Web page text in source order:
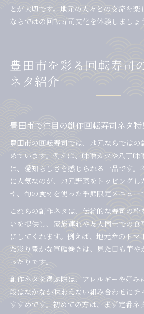
とが大切です。地元の人々との交流を楽
ならではの回転寿司文化を体験しましょ
豊田市を彩る回転寿司
ネタ紹介
豊田市で注目の創作回転寿司ネタ特
豊田市の回転寿司では、地元ならではの
めています。例えば、味噌カツや八丁味
は、愛知らしさを感じられる一品です。
に人気なのが、地元野菜をトッピングし
や、旬の食材を使った季節限定メニュー
これらの創作ネタは、伝統的な寿司の枠
いを提供し、家族連れや友人同士での食
にしてくれます。例えば、地元産のトマ
た彩り豊かな軍艦巻きは、見た目も華や
ったりです。
創作ネタを選ぶ際は、アレルギーや好み
段はなかなか味わえない組み合わせにチ
すすめです。初めての方は、まず定番ネ